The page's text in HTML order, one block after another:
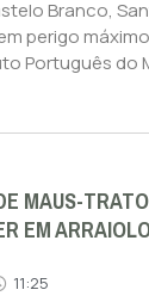
Branco,
perigo
Português do
MAUS-
EM
11:25